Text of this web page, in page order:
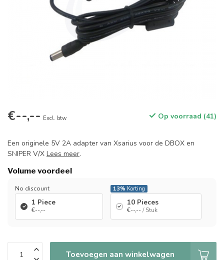
€--,-- Excl. btw Op voorraad (41)
Een originele 5V 2A adapter van Xsarius voor de DBOX en
SNIPER V/X Lees meer.
Volume voordeel
No discount
1 Piece
€--,--
13% Korting
10 Pieces
€--,-- / Stuk
Toevoegen aan winkelwagen